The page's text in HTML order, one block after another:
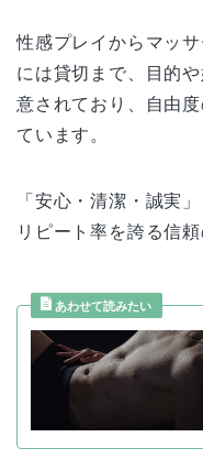
性感プレイからマッ
には貸切まで、目的
意されており、自由
ています。
「安心・清潔・誠実
リピート率を誇る信